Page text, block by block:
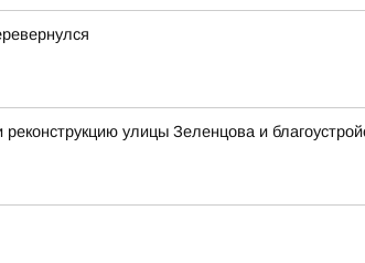
улицы Зеленцова и